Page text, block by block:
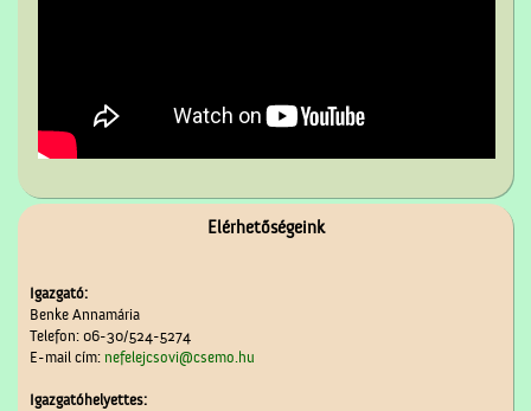
Elérhetőségeink
Igazgató:
Benke Annamária
Telefon: 06-30/524-5274
E-mail cím: nefelejcsovi@csemo.hu
Igazgatóhelyettes: